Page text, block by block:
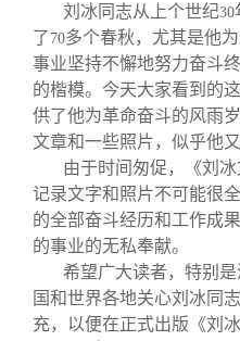
刘冰同志从上个世纪30
了 70多个春秋，尤其是他
事业坚持不懈地努力奋斗
的楷模。今天大家看到的
供了他为革命奋斗的风雨
文章和一些照片，似乎他
由于时间匆促，《刘冰
记录文字和照片不可能很
的全部奋斗经历和工作成
的事业的无私奉献。
希望广大读者，特别
国和世界各地关心刘冰同
充，以便在正式出版《刘